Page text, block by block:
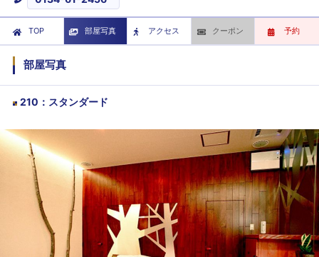
TOP 部屋写真 アクセス クーポン 予約
部屋写真
210 ： スタンダード